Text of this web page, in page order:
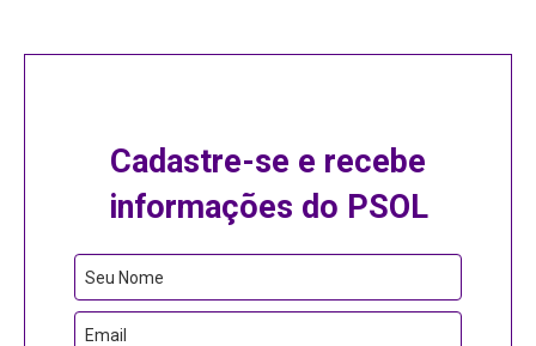
Cadastre-se e recebe
informações do PSOL
Seu Nome
Email